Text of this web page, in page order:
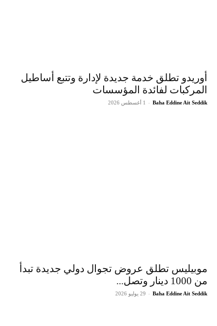
أوريدو تطلق خدمة جديدة لإدارة وتتبع أساطيل
المركبات لفائدة المؤسسات
Baha Eddine Ait Seddik
- 1 أغسطس 2026
موبيليس تطلق عروض تجوال دولي جديدة تبدأ
من 1000 دينار وتصل...
Baha Eddine Ait Seddik
- 29 يوليو 2026